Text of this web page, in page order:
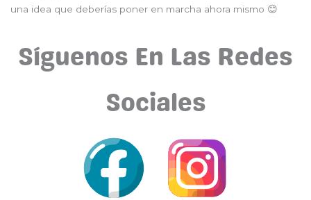
una idea que deberías poner en marcha ahora mismo 😊
Síguenos En Las Redes
Sociales